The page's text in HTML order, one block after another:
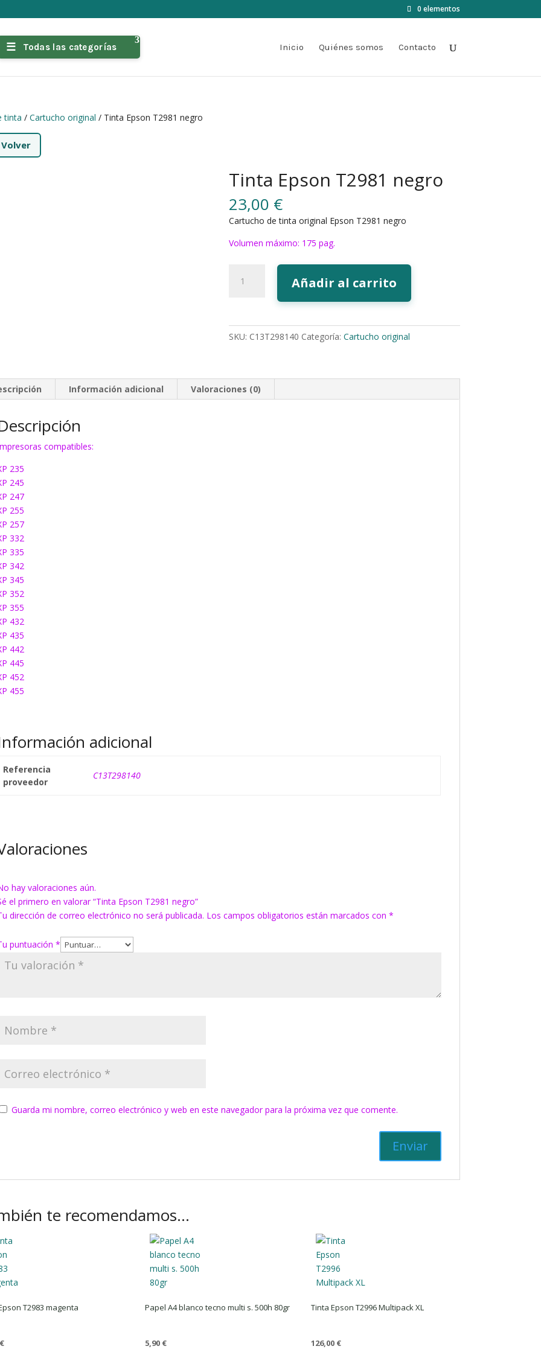
0 elementos
Todas las categorías Inicio Quiénes somos Contacto
tinta /Cartucho original / Tinta Epson T2981 negro
Volver
Tinta Epson T2981 negro
23,00 €
Cartucho de tinta original Epson T2981 negro
Volumen máximo: 175 pag.
Epson
cantidad
Añadir al carrito
SKU: C13T298140 Categoría: Cartucho original
Información adicional Valoraciones (0)
compatibles:
235
245
247
255
257
332
335
342
345
352
355
432
435
442
445
452
455
adicional
Referencia
proveedor
C13T298140
hay valoraciones aún.
el primero en valorar “Tinta Epson T2981 negro”
dirección de correo electrónico no será publicada. Los campos obligatorios están marcados con*
puntuación*
Guarda mi nombre, correo electrónico y web en este navegador para la próxima vez que comente.
te recomendamos…
T2983 magenta
€
Papel A4 blanco tecno multi s. 500h 80gr
5,90 €
Tinta Epson T2996 Multipack XL
126,00 €